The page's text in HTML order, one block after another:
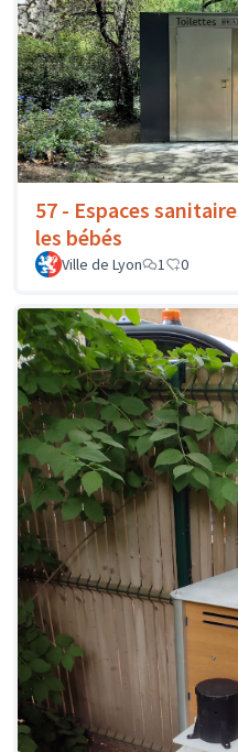
57 - Espaces
les bébés
Ville de Lyon 1 0